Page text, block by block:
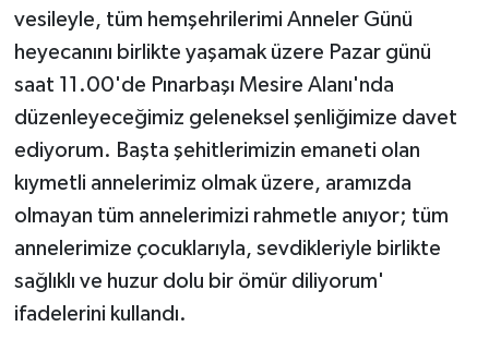
vesileyle, tüm hemşehrilerimi Anneler Günü
heyecanını birlikte yaşamak üzere Pazar günü
saat 11.00'de Pınarbaşı Mesire Alanı'nda
düzenleyeceğimiz geleneksel şenliğimize davet
ediyorum. Başta şehitlerimizin emaneti olan
kıymetli annelerimiz olmak üzere, aramızda
olmayan tüm annelerimizi rahmetle anıyor; tüm
annelerimize çocuklarıyla, sevdikleriyle birlikte
sağlıklı ve huzur dolu bir ömür diliyorum'
ifadelerini kullandı.